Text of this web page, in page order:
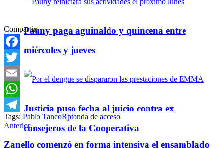
Pauny paga aguinaldo y quincena entre
miércoles y jueves
Justicia puso fecha al juicio contra ex
consejeros de la Cooperativa
Compartir:
Facebook
Twitter
Email
WhatsApp
Telegram
Tags: Pablo TancoRptonda de acceso
Anterior
Zanello comenzó en forma intensiva el ensamblado